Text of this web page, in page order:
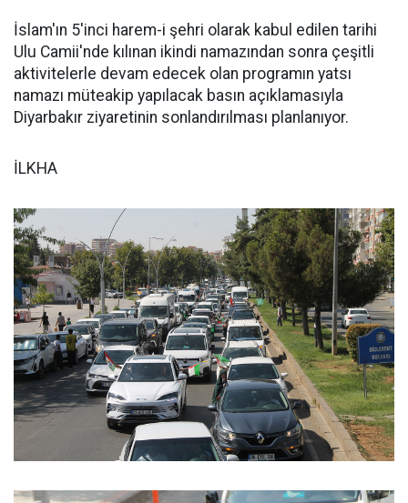
İslam'ın 5'inci harem-i şehri olarak kabul edilen tarihi
Ulu Camii'nde kılınan ikindi namazından sonra çeşitli
aktivitelerle devam edecek olan programın yatsı
namazı müteakip yapılacak basın açıklamasıyla
Diyarbakır ziyaretinin sonlandırılması planlanıyor.
İLKHA